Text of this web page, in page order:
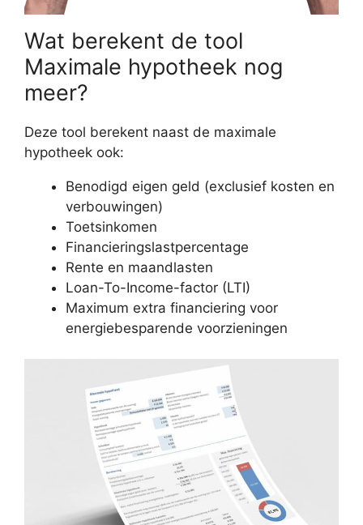
Wat berekent de tool
Maximale hypotheek nog
meer?
Deze tool berekent naast de maximale
hypotheek ook:
Benodigd eigen geld (exclusief kosten en
verbouwingen)
Toetsinkomen
Financieringslastpercentage
Rente en maandlasten
Loan-To-Income-factor (LTI)
Maximum extra financiering voor
energiebesparende voorzieningen